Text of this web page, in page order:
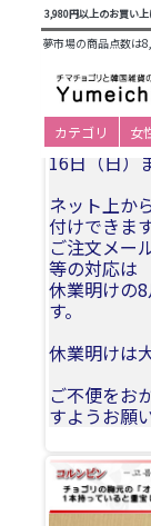
3,980円以上のお買い
夢市場の商品点数は
カテゴリ 女
商品カテゴリ一
ン
夏季休業に
誠に勝手な
16日（日）
ネット上か
付けできま
ご注文メー
等の対応は
休業明けの
す。
休業明けは
ご不便をお
すようお願